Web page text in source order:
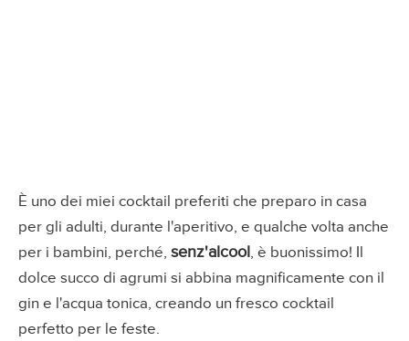
È uno dei miei cocktail preferiti che preparo in casa
per gli adulti, durante l'aperitivo, e qualche volta anche
per i bambini, perché, senz'alcool, è buonissimo! Il
dolce succo di agrumi si abbina magnificamente con il
gin e l'acqua tonica, creando un fresco cocktail
perfetto per le feste.